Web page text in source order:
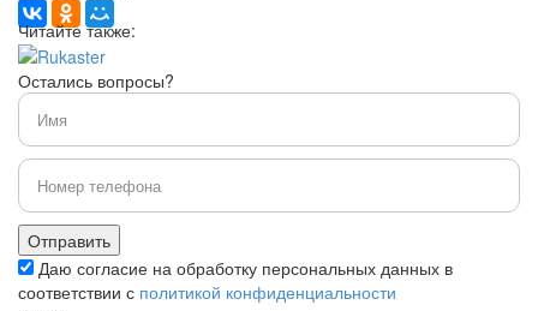
Читайте также:
Остались вопросы?
Даю согласие на обработку персональных данных в
соответствии с политикой конфиденциальности